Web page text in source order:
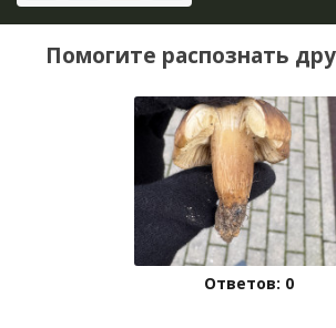
Помогите распознать
Ответов: 0